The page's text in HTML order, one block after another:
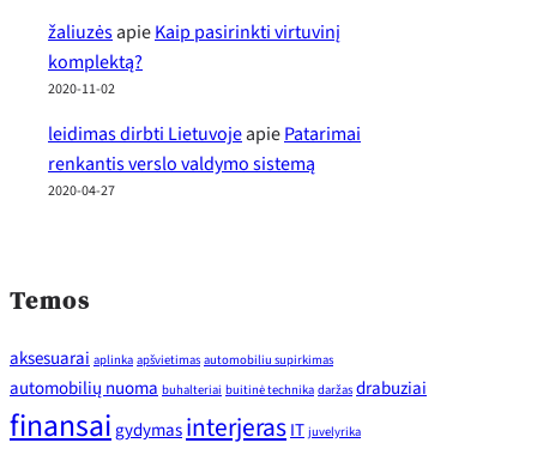
žaliuzėsapieKaip pasirinkti virtuvinį
komplektą?
2020-11-02
leidimas dirbti LietuvojeapiePatarimai
renkantis verslo valdymo sistemą
2020-04-27
Temos
aksesuarai aplinka apšvietimas automobiliu supirkimas
automobilių nuoma buhalteriai buitinė technika daržas drabuziai
finansai gydymasinterjerasIT juvelyrika